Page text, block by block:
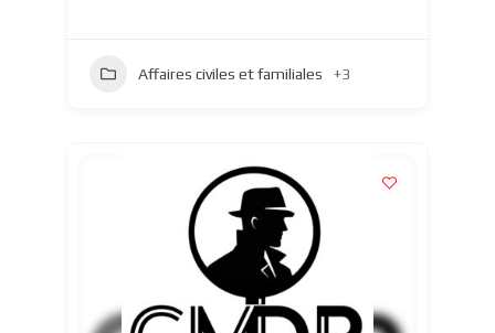
Affaires civiles et familiales +3